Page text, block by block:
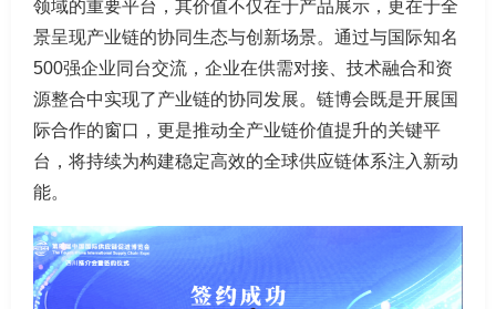
领域的重要平台，其价值不仅在于产品展示，更在于全
景呈现产业链的协同生态与创新场景。通过与国际知名
500强企业同台交流，企业在供需对接、技术融合和资
源整合中实现了产业链的协同发展。链博会既是开展国
际合作的窗口，更是推动全产业链价值提升的关键平
台，将持续为构建稳定高效的全球供应链体系注入新动
能。